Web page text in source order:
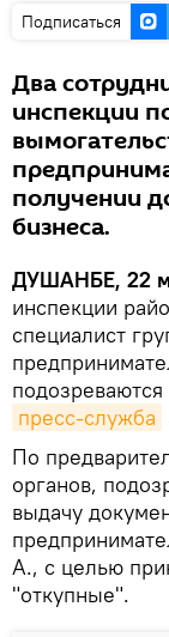
Подписаться
Два
инспекции
получении
бизнеса.
ДУШАНБЕ, 22
инспекции
специалист
пресс-служба
По
органов,
выдачу
А., с целью
"откупные".